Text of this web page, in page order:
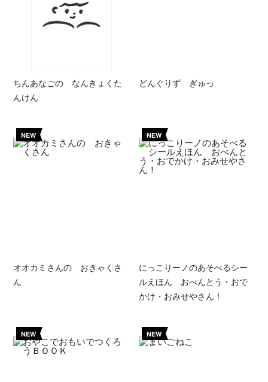
ちんあなごの なんきょくた
んけん
どんぐりず ぎゅっ
NEW
オオカミさんの おきゃくさ
ん
NEW
にっこりーノのあそべるシー
ルえほん おべんとう・おで
かけ・おみせやさん！
NEW NEW